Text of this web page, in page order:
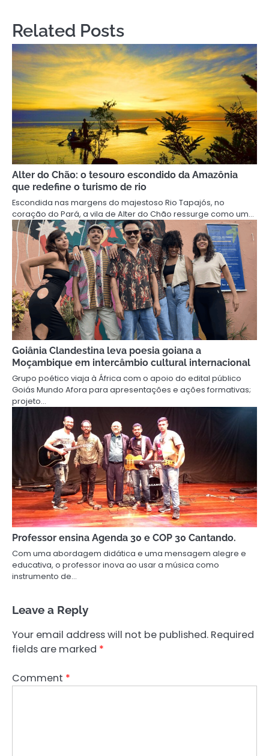
Related Posts
Alter do Chão: o tesouro escondido da Amazônia
que redefine o turismo de rio
Escondida nas margens do majestoso Rio Tapajós, no
coração do Pará, a vila de Alter do Chão ressurge como um…
Goiânia Clandestina leva poesia goiana a
Moçambique em intercâmbio cultural internacional
Grupo poético viaja à África com o apoio do edital público
Goiás Mundo Afora para apresentações e ações formativas;
projeto…
Professor ensina Agenda 30 e COP 30 Cantando.
Com uma abordagem didática e uma mensagem alegre e
educativa, o professor inova ao usar a música como
instrumento de…
Leave a Reply
Your email address will not be published. Required
fields are marked *
Comment *